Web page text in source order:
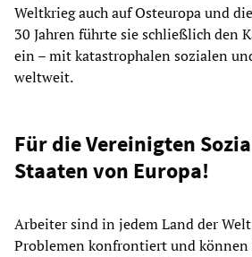
Weltkrieg auch auf Osteuropa und
30 Jahren führte sie schließlich den
ein – mit katastrophalen sozialen
weltweit.
Für die Vereinigten
Staaten von Europa!
Arbeiter sind in jedem Land der
Problemen konfrontiert und können